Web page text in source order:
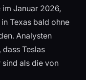
Januar 2026,
Texas bald ohne
Analysten
Teslas
als die von